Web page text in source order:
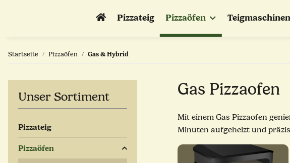
Pizzateig Pizzaöfen Teigmaschinen
Startseite Pizzaöfen Gas & Hybrid
Gas Pizzaofen
Mit einem Gas Pizzaofen
Minuten aufgeheizt und
Unser Sortiment
Pizzateig
Pizzaöfen